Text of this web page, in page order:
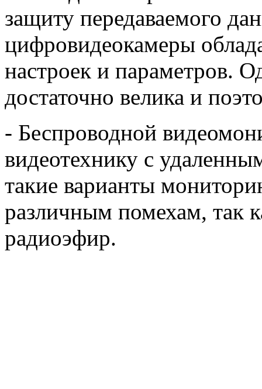
защиту передаваемого
цифровидеокамеры
настроек и параметров.
достаточно велика и
- Беспроводной
видеотехнику с
такие варианты
различным помехам, так
радиоэфир.